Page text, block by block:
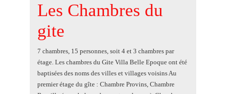
Les Chambres du
gite
7 chambres, 15 personnes, soit 4 et 3 chambres par
étage. Les chambres du Gite Villa Belle Epoque ont été
baptisées des noms des villes et villages voisins Au
premier étage du gîte : Chambre Provins, Chambre